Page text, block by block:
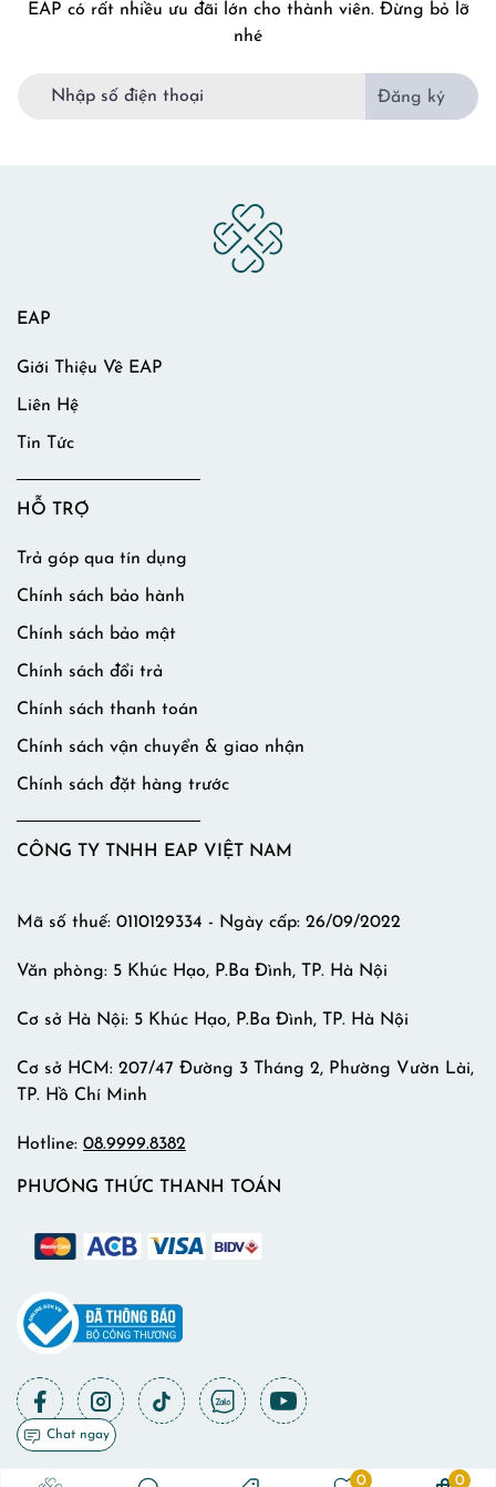
EAP có rất nhiều ưu đãi lớn cho thành viên. Đừng bỏ lỡ
nhé
Đăng ký
EAP
Giới Thiệu Về EAP
Liên Hệ
Tin Tức
HỖ TRỢ
Trả góp qua tín dụng
Chính sách bảo hành
Chính sách bảo mật
Chính sách đổi trả
Chính sách thanh toán
Chính sách vận chuyển & giao nhận
Chính sách đặt hàng trước
CÔNG TY TNHH EAP VIỆT NAM
Mã số thuế: 0110129334 - Ngày cấp: 26/09/2022
Văn phòng: 5 Khúc Hạo, P.Ba Đình, TP. Hà Nội
Cơ sở Hà Nội: 5 Khúc Hạo, P.Ba Đình, TP. Hà Nội
Cơ sở HCM: 207/47 Đường 3 Tháng 2, Phường Vườn Lài,
TP. Hồ Chí Minh
Hotline: 08.9999.8382
PHƯƠNG THỨC THANH TOÁN
Chat ngay
0 0